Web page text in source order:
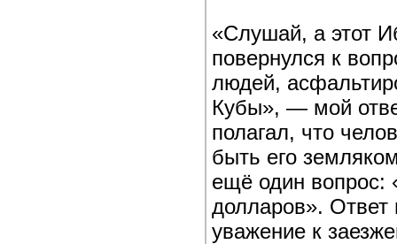
«Слушай, а этот
повернулся к
людей,
Кубы», — мой
полагал, что
быть его
ещё один вопрос:
долларов». Ответ
уважение к